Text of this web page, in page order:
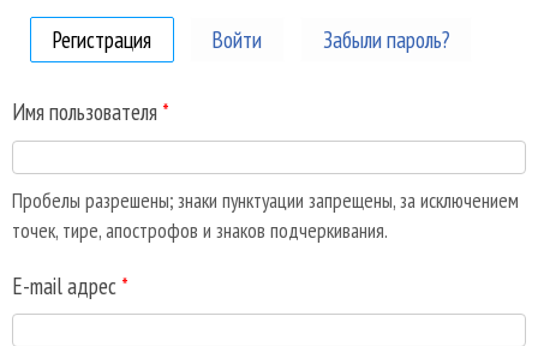
Регистрация (активная вкладка)
Войти Забыли пароль?
Имя пользователя *
Пробелы разрешены; знаки пунктуации запрещены, за исключением
точек, тире, апострофов и знаков подчеркивания.
E-mail адрес *